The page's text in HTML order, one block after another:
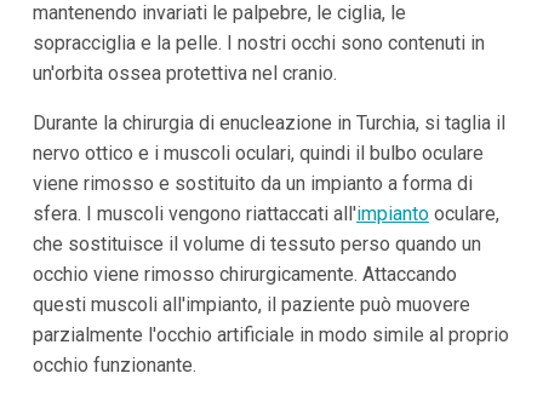
mantenendo invariati le palpebre, le ciglia, le
sopracciglia e la pelle. I nostri occhi sono contenuti in
un'orbita ossea protettiva nel cranio.
Durante la chirurgia di enucleazione in Turchia, si taglia il
nervo ottico e i muscoli oculari, quindi il bulbo oculare
viene rimosso e sostituito da un impianto a forma di
sfera. I muscoli vengono riattaccati all'impiantooculare,
che sostituisce il volume di tessuto perso quando un
occhio viene rimosso chirurgicamente. Attaccando
questi muscoli all'impianto, il paziente può muovere
parzialmente l'occhio artificiale in modo simile al proprio
occhio funzionante.